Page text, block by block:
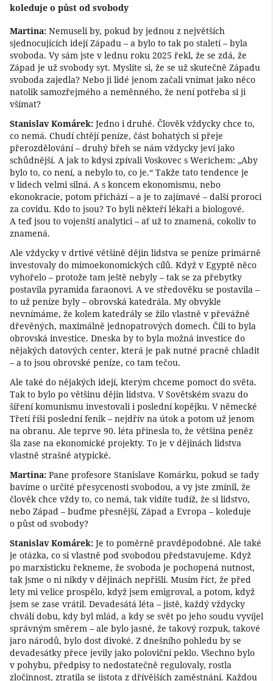
koleduje o půst od svobody
Martina: Nemuseli by, pokud by jednou z největších
sjednocujících idejí Západu – a bylo to tak po staletí – byla
svoboda. Vy sám jste v lednu roku 2025 řekl, že se zdá, že
Západ je už svobody syt. Myslíte si, že se už skutečně Západu
svoboda zajedla? Nebo ji lidé jenom začali vnímat jako něco
natolik samozřejmého a neměnného, že není potřeba si ji
všímat?
Stanislav Komárek: Jedno i druhé. Člověk vždycky chce to,
co nemá. Chudí chtějí peníze, část bohatých si přeje
přerozdělování – druhý břeh se nám vždycky jeví jako
schůdnější. A jak to kdysi zpívali Voskovec s Werichem: „Aby
bylo to, co není, a nebylo to, co je.“ Takže tato tendence je
v lidech velmi silná. A s koncem ekonomismu, nebo
ekonokracie, potom přichází – a je to zajímavé – další proroci
za covidu. Kdo to jsou? To byli někteří lékaři a biologové.
A teď jsou to vojenští analytici – ať už to znamená, cokoliv to
znamená.
Ale vždycky v drtivé většině dějin lidstva se peníze primárně
investovaly do mimoekonomických cílů. Když v Egyptě něco
vyhořelo – protože tam ještě nebyly – tak se za přebytky
postavila pyramida faraonovi. A ve středověku se postavila –
to už peníze byly – obrovská katedrála. My obvykle
nevnímáme, že kolem katedrály se žilo vlastně v převážně
dřevěných, maximálně jednopatrových domech. Čili to byla
obrovská investice. Dneska by to byla možná investice do
nějakých datových center, která je pak nutné pracně chladit
– a to jsou obrovské peníze, co tam tečou.
Ale také do nějakých idejí, kterým chceme pomoct do světa.
Tak to bylo po většinu dějin lidstva. V Sovětském svazu do
šíření komunismu investovali i poslední kopějku. V německé
Třetí říši poslední fenik – nejdřív na útok a potom už jenom
na obranu. Ale teprve 90. léta přinesla to, že většina peněz
šla zase na ekonomické projekty. To je v dějinách lidstva
vlastně strašně atypické.
Martina: Pane profesore Stanislave Komárku, pokud se tady
bavíme o určité přesycenosti svobodou, a vy jste zmínil, že
člověk chce vždy to, co nemá, tak vidíte tudíž, že si lidstvo,
nebo Západ – buďme přesnější, Západ a Evropa – koleduje
o půst od svobody?
Stanislav Komárek: Je to poměrně pravděpodobné. Ale také
je otázka, co si vlastně pod svobodou představujeme. Když
po marxisticku řekneme, že svoboda je pochopená nutnost,
tak jsme o ni nikdy v dějinách nepřišli. Musím říct, že před
lety mi velice prospělo, když jsem emigroval, a potom, když
jsem se zase vrátil. Devadesátá léta – jistě, každý vždycky
chválí dobu, kdy byl mlád, a kdy se svět po jeho soudu vyvíjel
správným směrem – ale bylo jasné, že takový rozpuk, takové
jaro národů, bylo dost divoké. Z dnešního pohledu by se
devadesátky přece jevily jako poloviční peklo. Všechno bylo
v pohybu, předpisy to nedostatečně regulovaly, rostla
zločinnost, ztratila se jistota z dřívějších zaměstnání. Každou